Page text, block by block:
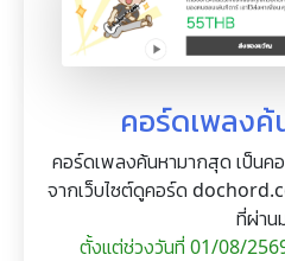
คอร์ดเพลง
คอร์ดเพลงค้นหามากสุด เป็นค
จากเว็บไซต์ดูคอร์ด
ที่ผ่าน
ตั้งแต่ช่วงวันที่ 01/08/